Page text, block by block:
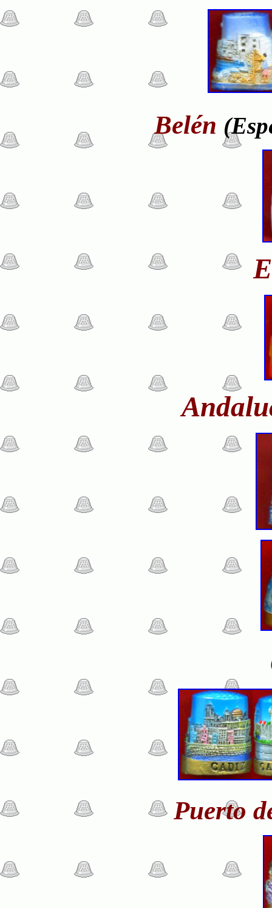
Belén
Puerto